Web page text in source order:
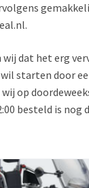
dat het erg
starten door
op
besteld is nog